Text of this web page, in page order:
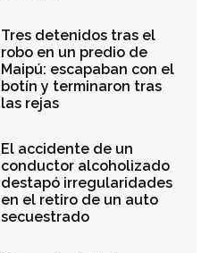
Tres detenidos tras el
robo en un predio de
Maipú: escapaban con el
botín y terminaron tras
las rejas
El accidente de un
conductor alcoholizado
destapó irregularidades
en el retiro de un auto
secuestrado